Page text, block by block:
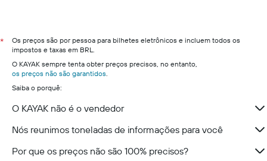
*
Os preços são por pessoa para bilhetes eletrônicos e incluem todos os
impostos e taxas em BRL.
O KAYAK sempre tenta obter preços precisos, no entanto,
os preços não são garantidos.
Saiba o porquê:
O KAYAK não é o vendedor
Nós reunimos toneladas de informações para você
Por que os preços não são 100% precisos?